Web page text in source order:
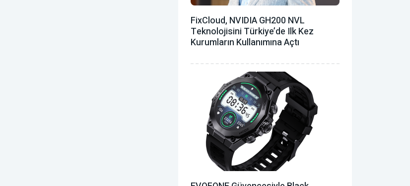
FixCloud, NVIDIA GH200 NVL
Teknolojisini Türkiye’de Ilk Kez
Kurumların Kullanımına Açtı